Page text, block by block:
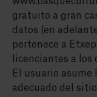
gratuito a gran
datos (en
pertenece a
licenciantes a los
El usuario asume
adecuado del